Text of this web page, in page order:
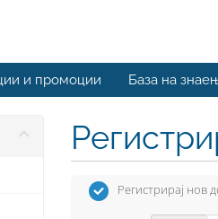
и промоции База на
Регистрирај нов